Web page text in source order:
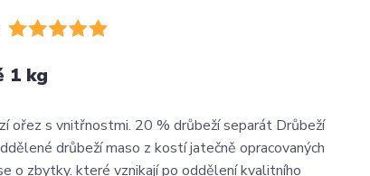
1 kg
ořez s vnitřnostmi. 20 % drůbeží separát Drůbeží
drůbeží maso z kostí jatečně opracovaných
o zbytky. které vznikají po oddělení kvalitního